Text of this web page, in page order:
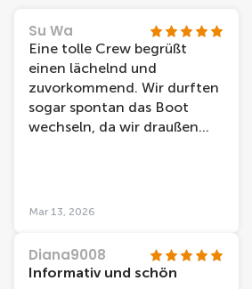
Su Wa
Eine tolle Crew begrüßt
einen lächelnd und
zuvorkommend. Wir durften
sogar spontan das Boot
wechseln, da wir draußen
direkt am Bahnhof und ist
Leistung ist top.
Mar 13, 2026
Diana9008
Informativ und schön